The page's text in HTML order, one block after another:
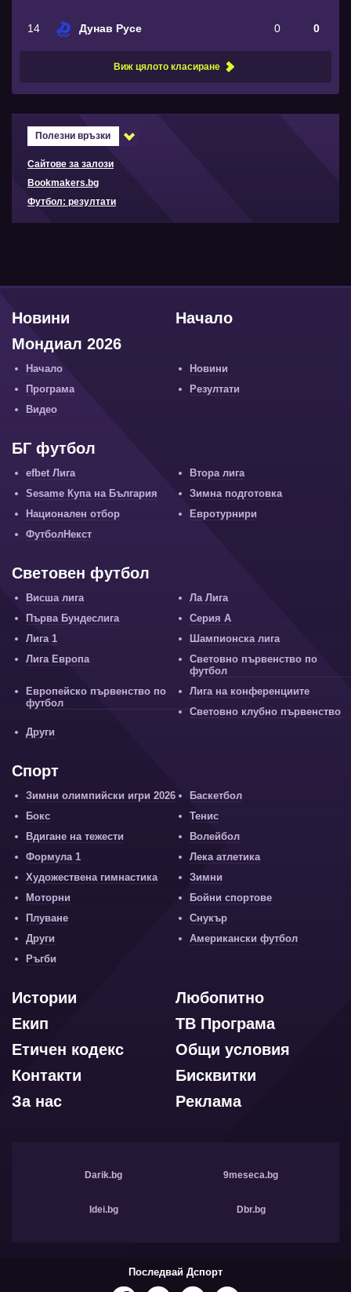
14 Дунав Русе 0 0
Виж цялото класиране
Полезни връзки
Сайтове за залози
Bookmakers.bg
Футбол: резултати
Начало
Новини
Мондиал 2026
Начало
Новини
Програма
Резултати
Видео
БГ футбол
efbet Лига
Втора лига
Sesame Купа на България
Зимна подготовка
Национален отбор
Евротурнири
ФутболНекст
Световен футбол
Висша лига
Ла Лига
Първа Бундеслига
Серия А
Лига 1
Шампионска лига
Лига Европа
Световно първенство по
футбол
Европейско първенство по
футбол
Лига на конференциите
Световно клубно първенство
Други
Спорт
Зимни олимпийски игри 2026
Баскетбол
Бокс
Тенис
Вдигане на тежести
Волейбол
Формула 1
Лека атлетика
Художествена гимнастика
Зимни
Моторни
Бойни спортове
Плуване
Снукър
Други
Американски футбол
Ръгби
Любопитно
Истории
ТВ Програма
Екип
Общи условия
Етичен кодекс
Бисквитки
Контакти
Реклама
За нас
Darik.bg 9meseca.bg
Idei.bg Dbr.bg
Последвай Дспорт